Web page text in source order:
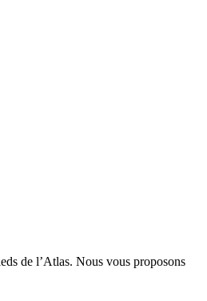
de l’Atlas. Nous vous proposons